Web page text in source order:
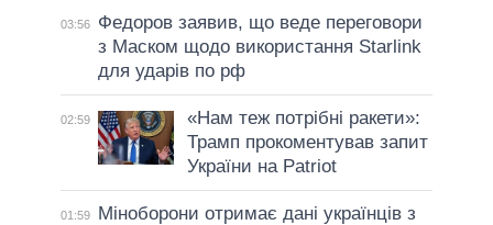
03:56
Федоров заявив, що веде переговори
з Маском щодо використання Starlink
для ударів по рф
02:59
«Нам теж потрібні ракети»:
Трамп прокоментував запит
України на Patriot
01:59
Міноборони отримає дані українців з